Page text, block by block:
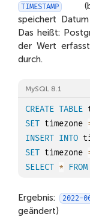
TIMESTAMP
speichert
Das heißt:
der Wert
durch.
MySQL 8.1
CREATE TABLE
SET timezone
INSERT INTO
SET timezone
SELECT * FROM
Ergebnis: 2022-
geändert)